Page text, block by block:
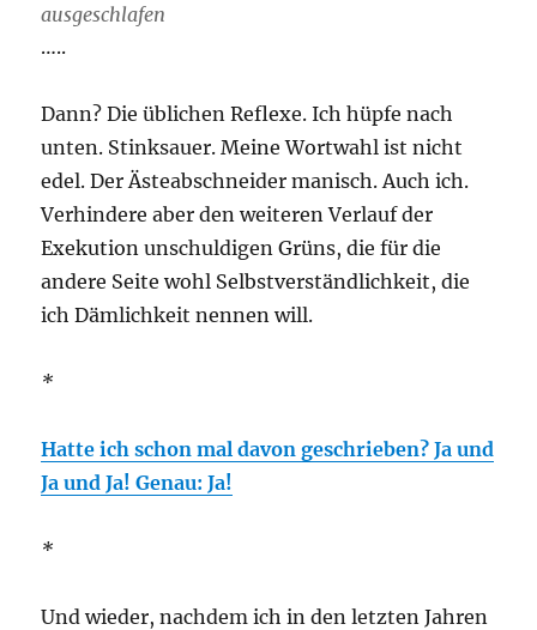
ausgeschlafen
…..
Dann? Die üblichen Reflexe. Ich hüpfe nach
unten. Stinksauer. Meine Wortwahl ist nicht
edel. Der Ästeabschneider manisch. Auch ich.
Verhindere aber den weiteren Verlauf der
Exekution unschuldigen Grüns, die für die
andere Seite wohl Selbstverständlichkeit, die
ich Dämlichkeit nennen will.
*
Hatte ich schon mal davon geschrieben? Ja und
Ja und Ja! Genau: Ja!
*
Und wieder, nachdem ich in den letzten Jahren